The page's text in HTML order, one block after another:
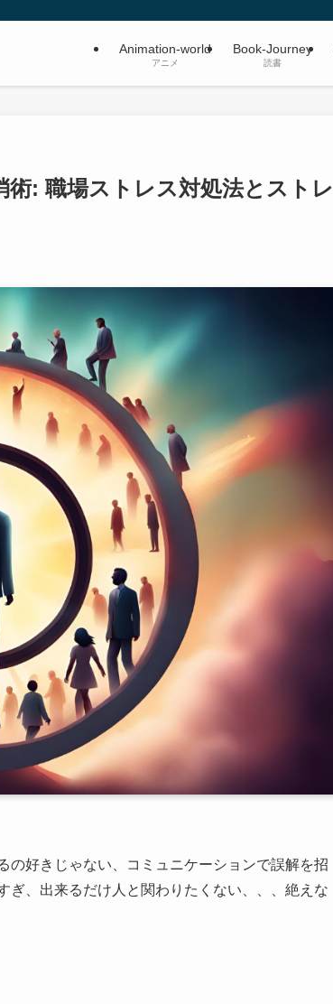
Animation-world
アニメ
Book-Journey
読書
術: 職場ストレス対処法とストレ
の好きじゃない、コミュニケーションで誤解を招
ぎ、出来るだけ人と関わりたくない、、、絶えな